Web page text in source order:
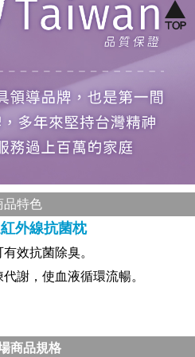
品特色
外線抗菌枕
效抗菌除臭。
謝，使血液循環流暢。
商品規格